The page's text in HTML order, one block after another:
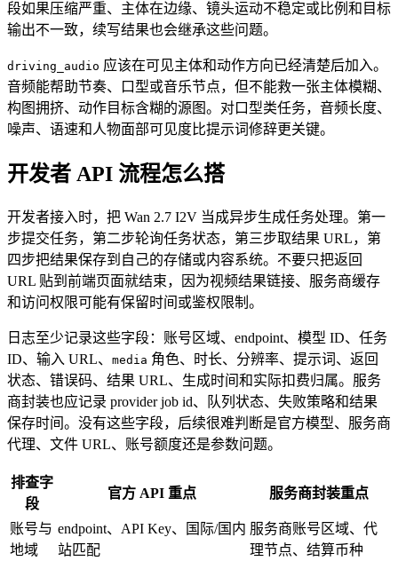
段如果压缩严重、主体在边缘、镜头运动不稳定或比例和目标
输出不一致，续写结果也会继承这些问题。
driving_audio 应该在可见主体和动作方向已经清楚后加入。
音频能帮助节奏、口型或音乐节点，但不能救一张主体模糊、
构图拥挤、动作目标含糊的源图。对口型类任务，音频长度、
噪声、语速和人物面部可见度比提示词修辞更关键。
开发者 API 流程怎么搭
开发者接入时，把 Wan 2.7 I2V 当成异步生成任务处理。第一
步提交任务，第二步轮询任务状态，第三步取结果 URL，第
四步把结果保存到自己的存储或内容系统。不要只把返回
URL 贴到前端页面就结束，因为视频结果链接、服务商缓存
和访问权限可能有保留时间或鉴权限制。
日志至少记录这些字段：账号区域、endpoint、模型 ID、任务
ID、输入 URL、 media 角色、时长、分辨率、提示词、返回
状态、错误码、结果 URL、生成时间和实际扣费归属。服务
商封装也应记录 provider job id、队列状态、失败策略和结果
保存时间。没有这些字段，后续很难判断是官方模型、服务商
代理、文件 URL、账号额度还是参数问题。
排查字
段
官方 API 重点 服务商封装重点
账号与
地域
endpoint、API Key、国际/国内
站匹配
服务商账号区域、代
理节点、结算币种